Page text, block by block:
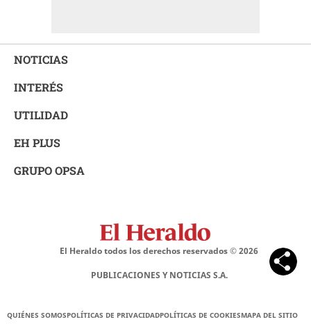
NOTICIAS
INTERÉS
UTILIDAD
EH PLUS
GRUPO OPSA
El Heraldo todos los derechos reservados ©2026
PUBLICACIONES Y NOTICIAS S.A.
QUIÉNES SOMOSPOLÍTICAS DE PRIVACIDADPOLÍTICAS DE COOKIESMAPA DEL SITIO